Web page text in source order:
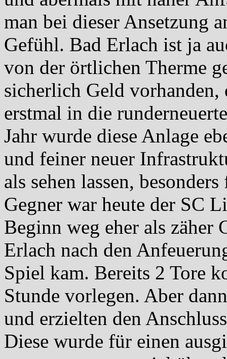
man bei dieser Ansetzung
Gefühl. Bad Erlach ist ja
von der örtlichen Therme
sicherlich Geld vorhanden,
erstmal in die
Jahr wurde diese Anlage
und feiner neuer
als sehen lassen,
Gegner war heute der SC
Beginn weg eher als zäher
Erlach nach den
Spiel kam. Bereits 2 Tore
Stunde vorlegen. Aber
und erzielten den
Diese wurde für einen